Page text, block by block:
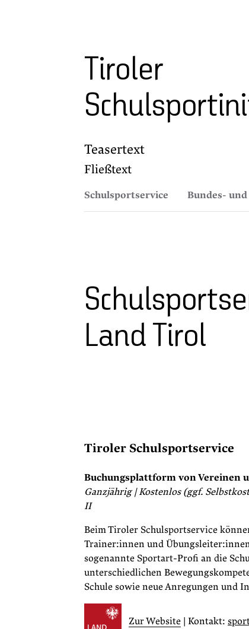
Tiroler
Teasertext
Fließtext
Schulsportservice Bundes-
Land Tirol
Tiroler Schulsportservice
Buchungsplattform von Vereinen
Ganzjährig | Kostenlos (ggf.
II
Beim Tiroler Schulsportservice
Trainer:innen und
sogenannte Sportart-Profi an die
unterschiedlichen
Schule sowie neue Anregungen und
Zur Website | Kontakt: